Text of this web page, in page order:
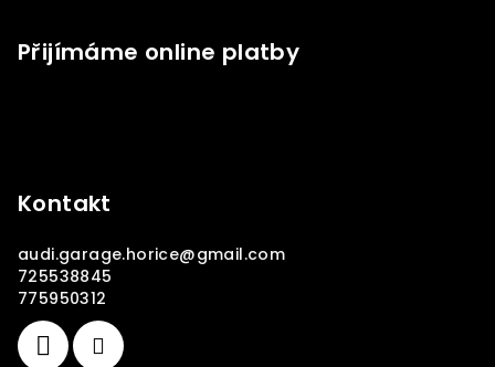
Přijímáme online platby
Kontakt
audi.garage.horice@gmail.com
725538845
775950312